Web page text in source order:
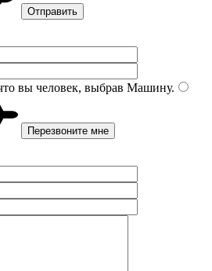
вы человек, выбрав Машину.